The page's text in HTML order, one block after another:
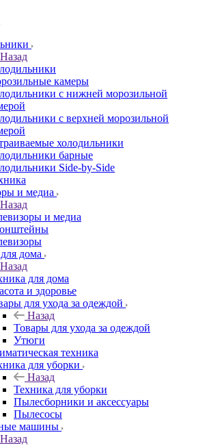
Назад
камеры
с нижней морозильной
с верхней морозильной
холодильники
барные
Side-by-Side
и медиа
Назад
и медиа
дома
Назад
для дома
и здоровье
для ухода за одеждой
Назад
Товары для ухода за одеждой
Утюги
техника
для уборки
Назад
Техника для уборки
Пылесборники и аксессуары
Пылесосы
машины
Назад